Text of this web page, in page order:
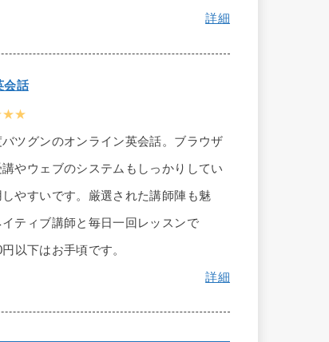
詳細
会話
ツグンのオンライン英会話。ブラウザ
講やウェブのシステムもしっかりしてい
やすいです。厳選された講師陣も魅
イティブ講師と毎日一回レッスンで
以下はお手頃です。
詳細